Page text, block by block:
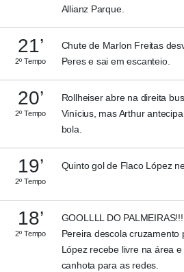
Allianz Parque.
21’
2º Tempo
Chute de Marlon Freitas
Peres e sai em escanteio.
20’
2º Tempo
Rollheiser abre na direita
Vinícius, mas Arthur
bola.
19’
2º Tempo
Quinto gol de Flaco López
18’
2º Tempo
GOOLLLL DO
Pereira descola cruzamento
López recebe livre na área
canhota para as redes.